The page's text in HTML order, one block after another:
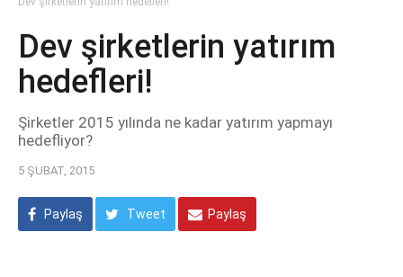
Dev şirketlerin yatırım
hedefleri!
Şirketler 2015 yılında ne kadar yatırım yapmayı
hedefliyor?
5 ŞUBAT, 2015
Paylaş Tweet Paylaş